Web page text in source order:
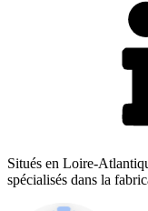
Situés en Loire-
spécialisés dans la